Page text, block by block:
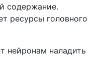
содержание.
ресурсы головного
нейронам наладить